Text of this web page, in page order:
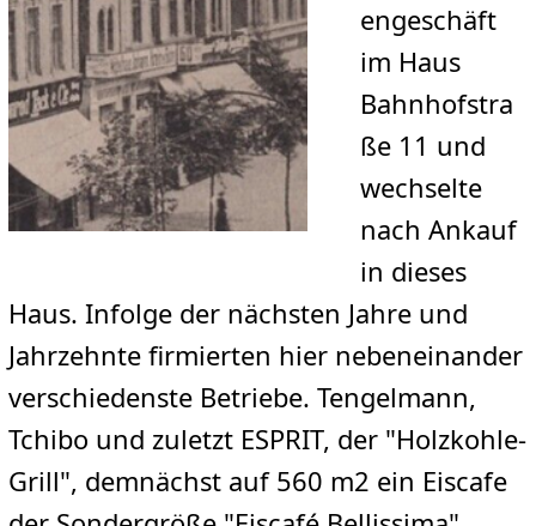
engeschäft
im Haus
Bahnhofstra
ße 11 und
wechselte
nach Ankauf
in dieses
Haus. Infolge der nächsten Jahre und
Jahrzehnte firmierten hier nebeneinander
verschiedenste Betriebe. Tengelmann,
Tchibo und zuletzt ESPRIT, der "Holzkohle-
Grill", demnächst auf 560 m2 ein Eiscafe